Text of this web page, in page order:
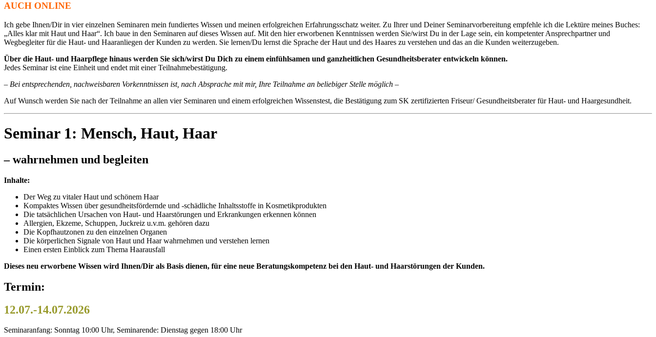
AUCH ONLINE
Ich gebe Ihnen/Dir in vier einzelnen Seminaren mein fundiertes Wissen und meinen erfolgreichen Erfahrungsschatz weiter. Zu Ihrer und Deiner Seminarvorbereitung empfehle ich die Lektüre meines Buches:
„Alles klar mit Haut und Haar“. Ich baue in den Seminaren auf dieses Wissen auf. Mit den hier erworbenen Kenntnissen werden Sie/wirst Du in der Lage sein, ein kompetenter Ansprechpartner und
Wegbegleiter für die Haut- und Haaranliegen der Kunden zu werden. Sie lernen/Du lernst die Sprache der Haut und des Haares zu verstehen und das an die Kunden weiterzugeben.
Über die Haut- und Haarpflege hinaus werden Sie sich/wirst Du Dich zu einem einfühlsamen und ganzheitlichen Gesundheitsberater entwickeln können.
Jedes Seminar ist eine Einheit und endet mit einer Teilnahmebestätigung.
– Bei entsprechenden, nachweisbaren Vorkenntnissen ist, nach Absprache mit mir, Ihre Teilnahme an beliebiger Stelle möglich –
Auf Wunsch werden Sie nach der Teilnahme an allen vier Seminaren und einem erfolgreichen Wissenstest, die Bestätigung zum SK zertifizierten Friseur/ Gesundheitsberater für Haut- und Haargesundheit.
Seminar 1: Mensch, Haut, Haar
– wahrnehmen und begleiten
Inhalte:
Der Weg zu vitaler Haut und schönem Haar
Kompaktes Wissen über gesundheitsfördernde und -schädliche Inhaltsstoffe in Kosmetikprodukten
Die tatsächlichen Ursachen von Haut- und Haarstörungen und Erkrankungen erkennen können
Allergien, Ekzeme, Schuppen, Juckreiz u.v.m. gehören dazu
Die Kopfhautzonen zu den einzelnen Organen
Die körperlichen Signale von Haut und Haar wahrnehmen und verstehen lernen
Einen ersten Einblick zum Thema Haarausfall
Dieses neu erworbene Wissen wird Ihnen/Dir als Basis dienen, für eine neue Beratungskompetenz bei den Haut- und Haarstörungen der Kunden.
Termin:
12.07.-14.07.2026
Seminaranfang: Sonntag 10:00 Uhr, Seminarende: Dienstag gegen 18:00 Uhr